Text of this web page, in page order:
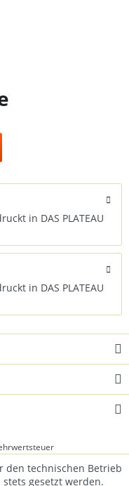
in DAS PLATEAU
in DAS PLATEAU
den technischen Betrieb
gesetzt werden.